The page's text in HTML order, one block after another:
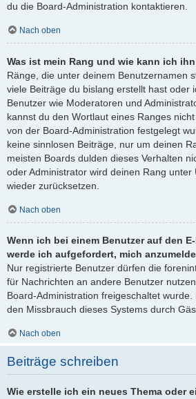
du die Board-Administration kontaktieren.
Nach oben
Was ist mein Rang und wie kann ich
Ränge, die unter deinem Benutzernamen
viele Beiträge du bislang erstellt hast oder
Benutzer wie Moderatoren und
kannst du den Wortlaut eines Ranges
von der Board-Administration festgelegt
keine sinnlosen Beiträge, nur um deinen
meisten Boards dulden dieses Verhalten
oder Administrator wird deinen Rang unter
wieder zurücksetzen.
Nach oben
Wenn ich bei einem Benutzer auf den
werde ich aufgefordert, mich
Nur registrierte Benutzer dürfen die
für Nachrichten an andere Benutzer
Board-Administration freigeschaltet
den Missbrauch dieses Systems durch
Nach oben
Beiträge schreiben
Wie erstelle ich ein neues Thema oder